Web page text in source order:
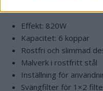
Effekt: 820W
Kapacitet: 6 koppar
Rostfri och slimmad
Malverk i rostfritt stål
Inställning för
Svängfilter för 1×2